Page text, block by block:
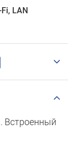
LAN
Встроенный